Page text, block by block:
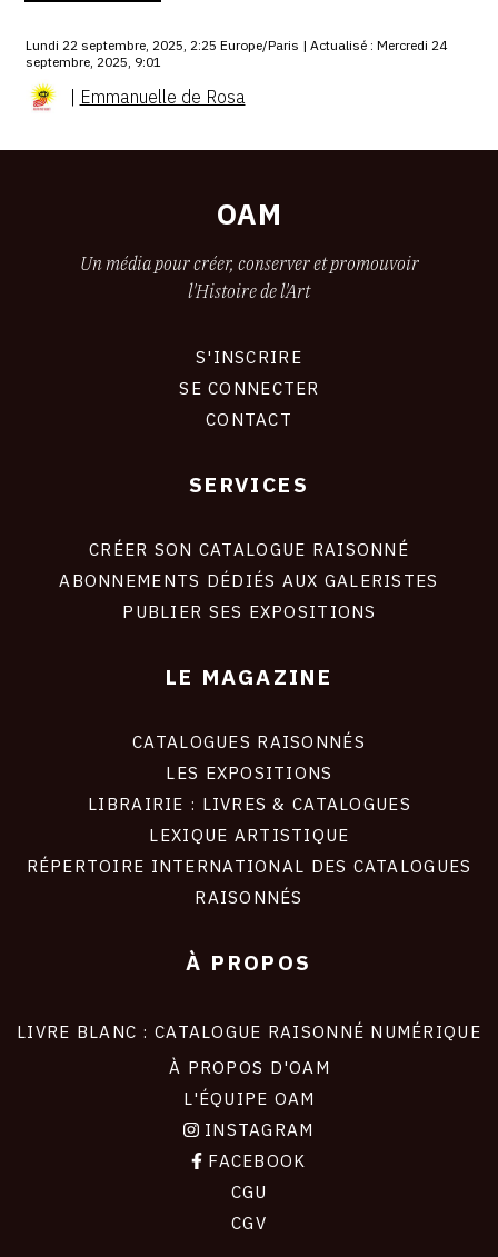
Lundi 22 septembre, 2025, 2:25 Europe/Paris | Actualisé : Mercredi 24
septembre, 2025, 9:01
| Emmanuelle de Rosa
OAM
Un média pour créer, conserver et promouvoir
l'Histoire de l'Art
S'INSCRIRE
SE CONNECTER
CONTACT
SERVICES
CRÉER SON CATALOGUE RAISONNÉ
ABONNEMENTS DÉDIÉS AUX GALERISTES
PUBLIER SES EXPOSITIONS
LE MAGAZINE
CATALOGUES RAISONNÉS
LES EXPOSITIONS
LIBRAIRIE : LIVRES & CATALOGUES
LEXIQUE ARTISTIQUE
RÉPERTOIRE INTERNATIONAL DES CATALOGUES
RAISONNÉS
À PROPOS
LIVRE BLANC : CATALOGUE RAISONNÉ NUMÉRIQUE
À PROPOS D'OAM
L'ÉQUIPE OAM
INSTAGRAM
FACEBOOK
CGU
CGV